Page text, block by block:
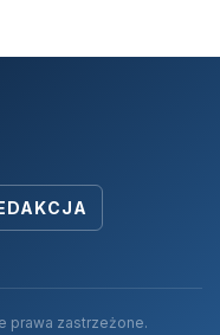
prawa zastrzeżone.